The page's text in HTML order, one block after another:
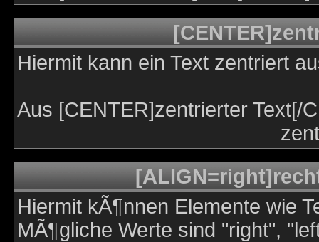
Hiermit kann ein Text zentriert
Aus [CENTER]zentrierter Text[/
Hiermit kÃ¶nnen Elemente wie
MÃ¶gliche Werte sind "right",